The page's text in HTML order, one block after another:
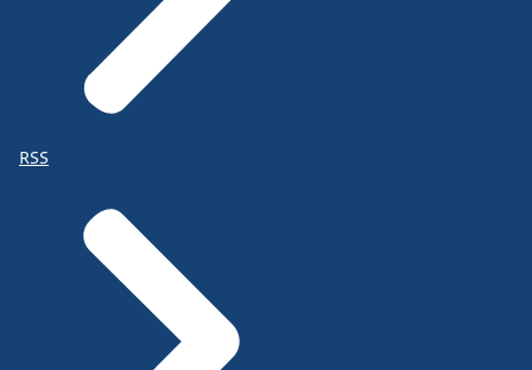
RSS